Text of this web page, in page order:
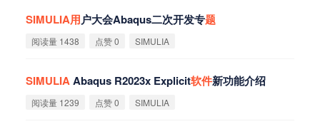
SIMULIA用户大会Abaqus二次开发专题
阅读量 1438 点赞 0 SIMULIA
SIMULIAAbaqus R2023x Explicit软件新功能介绍
阅读量 1239 点赞 0 SIMULIA